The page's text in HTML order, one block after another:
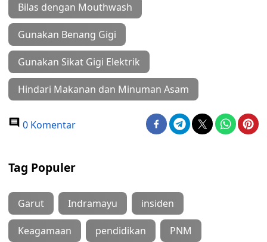
Bilas dengan Mouthwash
Gunakan Benang Gigi
Gunakan Sikat Gigi Elektrik
Hindari Makanan dan Minuman Asam
0 Komentar
Tag Populer
Garut Indramayu insiden
Keagamaan pendidikan PNM